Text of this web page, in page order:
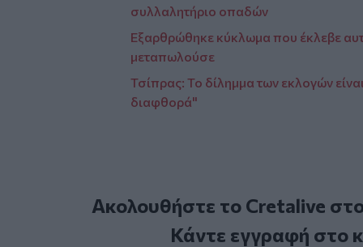
συλλαλητήριο οπαδών
Εξαρθρώθηκε κύκλωμα που έκλεβε
μεταπωλούσε
Τσίπρας: Το δίλημμα των εκλογών
διαφθορά"
Ακολουθήστε το Cretalive
Κάντε εγγραφή στο